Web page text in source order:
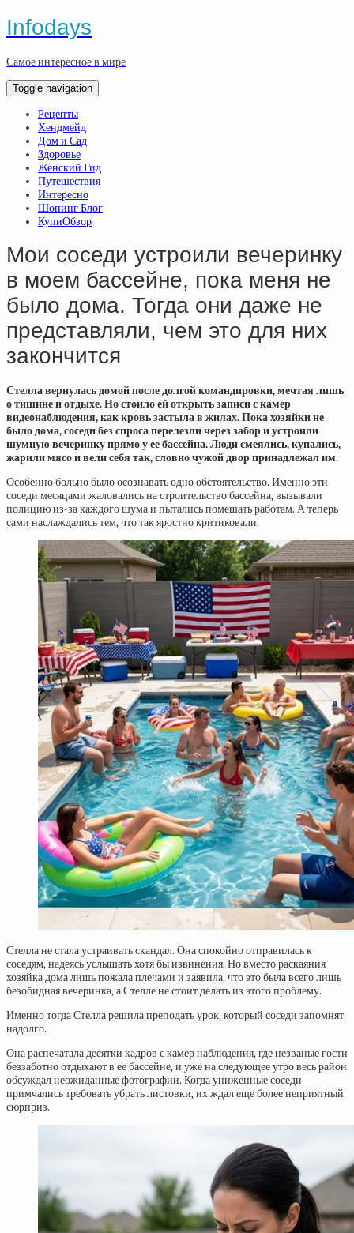
Infodays
Самое интересное в мире
Toggle navigation
Рецепты
Хендмейд
Дом и Сад
Здоровье
Женский Гид
Путешествия
Интересно
Шопинг Блог
КупиОбзор
Мои соседи устроили вечеринку
в моем бассейне, пока меня не
было дома. Тогда они даже не
представляли, чем это для них
закончится
Стелла вернулась домой после долгой командировки, мечтая лишь
о тишине и отдыхе. Но стоило ей открыть записи с камер
видеонаблюдения, как кровь застыла в жилах. Пока хозяйки не
было дома, соседи без спроса перелезли через забор и устроили
шумную вечеринку прямо у ее бассейна. Люди смеялись, купались,
жарили мясо и вели себя так, словно чужой двор принадлежал им.
Особенно больно было осознавать одно обстоятельство. Именно эти
соседи месяцами жаловались на строительство бассейна, вызывали
полицию из-за каждого шума и пытались помешать работам. А теперь
сами наслаждались тем, что так яростно критиковали.
Стелла не стала устраивать скандал. Она спокойно отправилась к
соседям, надеясь услышать хотя бы извинения. Но вместо раскаяния
хозяйка дома лишь пожала плечами и заявила, что это была всего лишь
безобидная вечеринка, а Стелле не стоит делать из этого проблему.
Именно тогда Стелла решила преподать урок, который соседи запомнят
надолго.
Она распечатала десятки кадров с камер наблюдения, где незваные гости
беззаботно отдыхают в ее бассейне, и уже на следующее утро весь район
обсуждал неожиданные фотографии. Когда униженные соседи
примчались требовать убрать листовки, их ждал еще более неприятный
сюрприз.